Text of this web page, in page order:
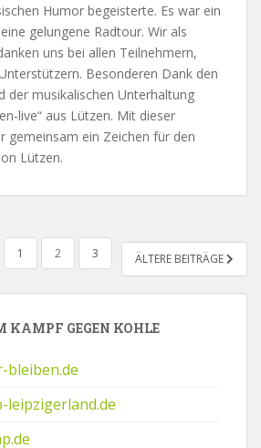
Humor begeisterte. Es war ein
gelungene Radtour. Wir als
uns bei allen Teilnehmern,
Besonderen Dank den
der musikalischen Unterhaltung
live“ aus Lützen. Mit dieser
gemeinsam ein Zeichen für den
Lützen.
1 2 3 ÄLTERE BEITRÄGE
KAMPF GEGEN KOHLE
bleiben.de
leipzigerland.de